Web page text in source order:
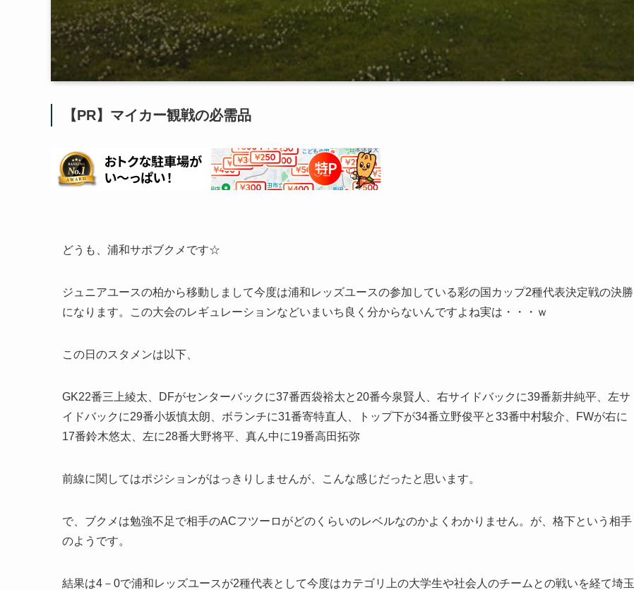
【PR】マイカー観戦の必需品
どうも、浦和サポブクメです☆
ジュニアユースの柏から移動しまして今度は浦和レッズユースの参加している彩の国カップ2種代表決定戦の決勝
になります。この大会のレギュレーションなどいまいち良く分からないんですよね実は・・・ｗ
この日のスタメンは以下、
GK22番三上綾太、DFがセンターバックに37番西袋裕太と20番今泉賢人、右サイドバックに39番新井純平、左サ
イドバックに29番小坂慎太朗、ボランチに31番寄特直人、トップ下が34番立野俊平と33番中村駿介、FWが右に
17番鈴木悠太、左に28番大野将平、真ん中に19番高田拓弥
前線に関してはポジションがはっきりしませんが、こんな感じだったと思います。
で、ブクメは勉強不足で相手のACフツーロがどのくらいのレベルなのかよくわかりません。が、格下という相手
のようです。
結果は4－0で浦和レッズユースが2種代表として今度はカテゴリ上の大学生や社会人のチームとの戦いを経て埼玉